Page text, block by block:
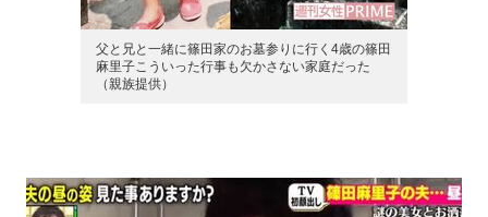
父と兄と一緒に篠田家のお墓参りに行く4歳の篠田
麻里子こういった行事も欠かさない家庭だった
（親族提供）